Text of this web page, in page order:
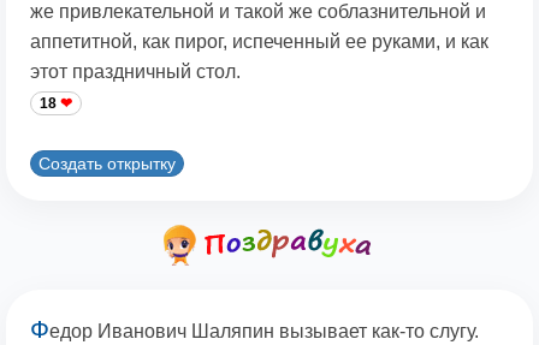
же привлекательной и такой же соблазнительной и
аппетитной, как пирог, испеченный ее руками, и как
этот праздничный стол.
18
Создать открытку
Федор Иванович Шаляпин вызывает как-то слугу.